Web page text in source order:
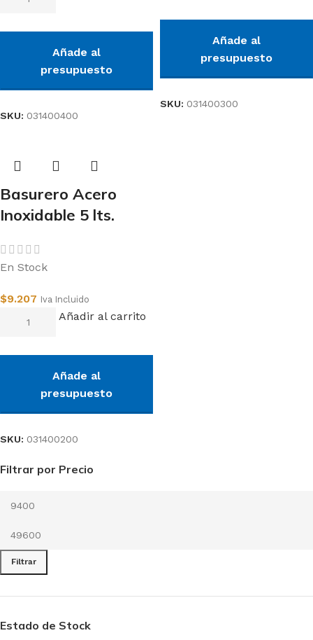
Filtrar por Precio
Filtrar
Estado de Stock
Añade al
presupuesto
SKU: 031400400
Añade al
presupuesto
SKU: 031400300
Basurero Acero
Inoxidable 5 lts.
En Stock
$9.207 Iva Incluido
Añadir al carrito
Añade al
presupuesto
SKU: 031400200